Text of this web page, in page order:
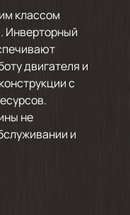
классом
Инверторный
двигателя и
с
не
и